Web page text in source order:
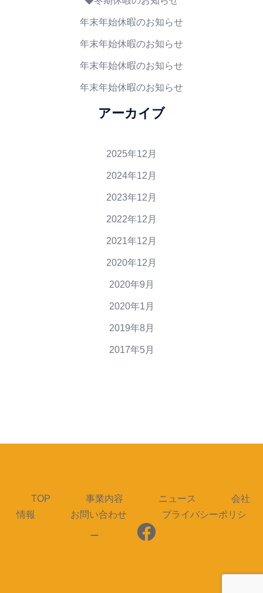
年末年始休暇のお知らせ
年末年始休暇のお知らせ
年末年始休暇のお知らせ
年末年始休暇のお知らせ
アーカイブ
2025年12月
2024年12月
2023年12月
2022年12月
2021年12月
2020年12月
2020年9月
2020年1月
2019年8月
2017年5月
TOP 事業内容 ニュース
会社
情報
お問い合わせ プライバシーポリシ
ー